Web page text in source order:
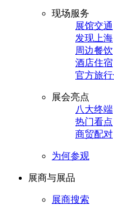
现场服务
展馆交通
发现上海
周边餐饮
酒店住宿
官方旅
展会亮点
八大终端
热门看点
商贸配对
为何参观
展商与展品
展商搜索